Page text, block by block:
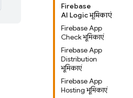
Firebase
AI Logic भूमिकाएं
Firebase App
Check भूमिकाएं
Firebase App
Distribution
भूमिकाएं
Firebase App
Hosting भूमिकाएं